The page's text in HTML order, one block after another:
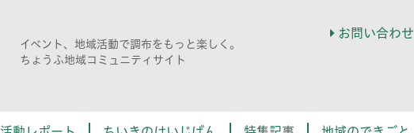
イベント、地域活動で調布をもっと楽しく。
ちょうふ地域コミュニティサイト
お問い合わせ